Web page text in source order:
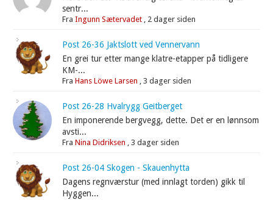
sentr...
FraIngunn Sætervadet , 2 dager siden
Post 26-36 Jaktslott ved Vennervann
En grei tur etter mange klatre-etapper på tidligere
KM-...
FraHans Löwe Larsen ,3 dager siden
Post 26-28 Hvalrygg Geitberget
En imponerende bergvegg, dette. Det er en lønnsom
avsti...
FraNina Didriksen ,3 dager siden
Post 26-04 Skogen - Skauenhytta
Dagens regnværstur (med innlagt torden) gikk til
Hyggen...